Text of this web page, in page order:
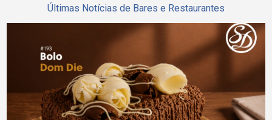
Últimas Notícias de Bares e Restaurantes